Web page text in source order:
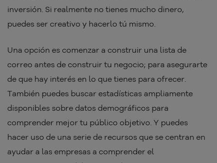
inversión. Si realmente no tienes mucho dinero,
puedes ser creativo y hacerlo tú mismo.
Una opción es comenzar a construir una lista de
correo antes de construir tu negocio; para asegurarte
de que hay interés en lo que tienes para ofrecer.
También puedes buscar estadísticas ampliamente
disponibles sobre datos demográficos para
comprender mejor tu público objetivo. Y puedes
hacer uso de una serie de recursos que se centran en
ayudar a las empresas a comprender el